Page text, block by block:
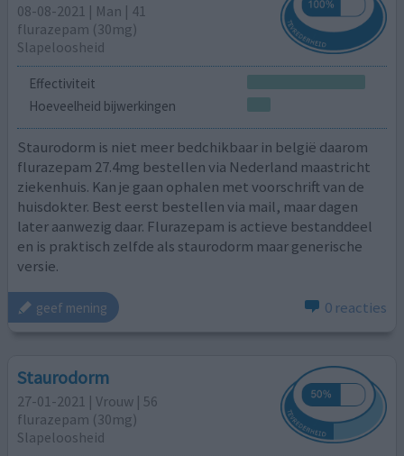
08-08-2021 | Man | 41
flurazepam (30mg)
Slapeloosheid
Effectiviteit
Hoeveelheid bijwerkingen
Staurodorm is niet meer bedchikbaar in belgië daarom
flurazepam 27.4mg bestellen via Nederland maastricht
ziekenhuis. Kan je gaan ophalen met voorschrift van de
huisdokter. Best eerst bestellen via mail, maar dagen
later aanwezig daar. Flurazepam is actieve bestanddeel
en is praktisch zelfde als staurodorm maar generische
versie.
geef mening 0 reacties
Staurodorm
27-01-2021 | Vrouw | 56
flurazepam (30mg)
Slapeloosheid